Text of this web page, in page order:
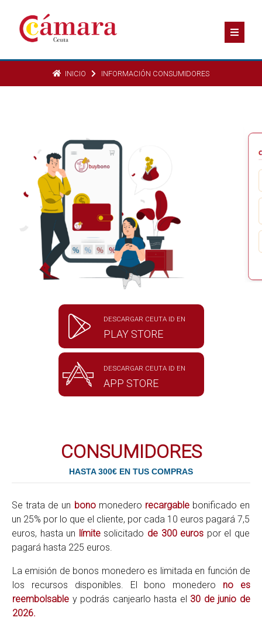
INICIO INFORMACIÓN CONSUMIDORES
DESCARGAR CEUTA ID EN
PLAY STORE
DESCARGAR CEUTA ID EN
APP STORE
CONSUMIDORES
HASTA 300€ EN TUS COMPRAS
Se trata de un bonomonedero recargablebonificado en
un 25% por lo que el cliente, por cada 10 euros pagará 7,5
euros, hasta un límitesolicitado de 300 euros por el que
pagará hasta 225 euros.
La emisión de bonos monedero es limitada en función de
los recursos disponibles. El bono monedero no es
reembolsable y podrás canjearlo hasta el 30 de junio de
2026.